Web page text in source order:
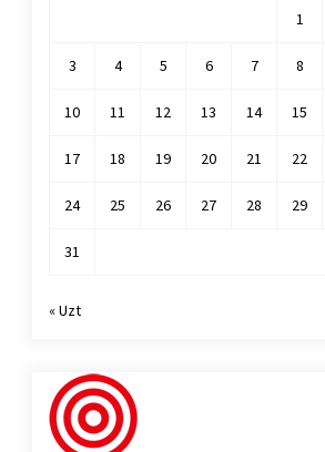
1
3 4 5 6 7 8
10 11 12 13 14 15
17 18 19 20 21 22
24 25 26 27 28 29
31
« Uzt